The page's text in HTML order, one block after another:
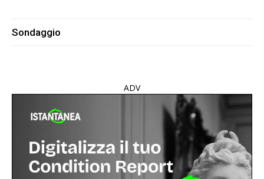
Sondaggio
ADV